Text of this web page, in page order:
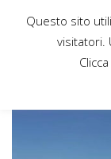
Sotto il
ONESPACE
Questo sito
visitatori.